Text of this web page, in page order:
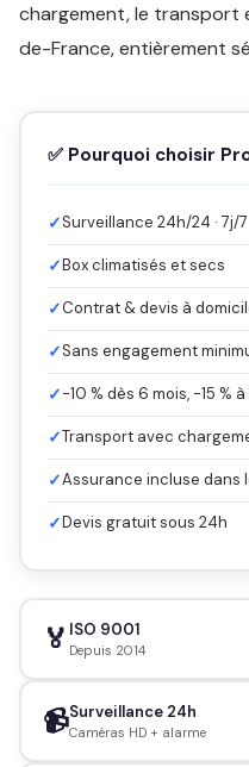
chargement, le transport
de-France, entièrement
✅ Pourquoi choisir
✓Surveillance 24h/24 · 7j/7
✓Box climatisés et secs
✓Contrat & devis à
✓Sans engagement
✓-10 % dès 6 mois, -15 % à
✓Transport avec
✓Assurance incluse dans
✓Devis gratuit sous 24h
🏅 ISO 9001
Depuis 2014
📹Surveillance 24h
Caméras HD + alarme